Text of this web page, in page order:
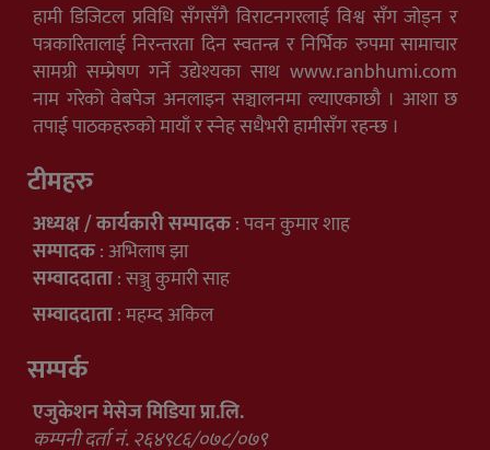
हामी डिजिटल प्रविधि सँगसँगै विराटनगरलाई विश्व सँग जोड्न र
पत्रकारितालाई निरन्तरता दिन स्वतन्त्र र निर्भिक रुपमा सामाचार
सामग्री सम्प्रेषण गर्ने उद्येश्यका साथ www.ranbhumi.com
नाम गरेको वेबपेज अनलाइन सञ्चालनमा ल्याएकाछौ । आशा छ
तपाई पाठकहरुको मायाँ र स्नेह सधैभरी हामीसँग रहन्छ ।
टीमहरु
अध्यक्ष / कार्यकारी सम्पादक: पवन कुमार शाह
सम्पादक: अभिलाष झा
सम्वाददाता: सञ्जु कुमारी साह
सम्वाददाता: महम्द अकिल
सम्पर्क
एजुकेशन मेसेज मिडिया प्रा.लि.
कम्पनी दर्ता नं. २६४९८६/०७८/०७९